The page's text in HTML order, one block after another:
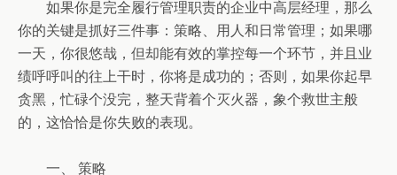
如果你是完全履行管理职责的企业中高层经理，那么
你的关键是抓好三件事：策略、用人和日常管理；如果哪
一天，你很悠哉，但却能有效的掌控每一个环节，并且业
绩呼呼叫的往上干时，你将是成功的；否则，如果你起早
贪黑，忙碌个没完，整天背着个灭火器，象个救世主般
的，这恰恰是你失败的表现。
一、 策略